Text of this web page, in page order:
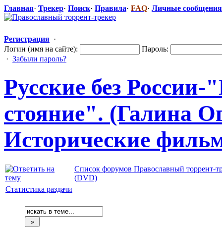
Главная· Трекер· Поиск· Правила· FAQ· Личные сообщения
Регистрация ·
Логин (имя на сайте):
Пароль:
· Забыли пароль?
Русские без России-
стояние". (Галина
Исторические
Список форумов Православный торрент-
(DVD)
Статистика раздачи